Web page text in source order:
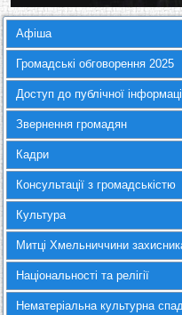
Афіша
Громадські обговорення 2025
Доступ до публічної
Звернення громадян
Кадри
Консультації з громадськістю
Культура
Митці Хмельниччини
Національності та релігії
Нематеріальна культурна